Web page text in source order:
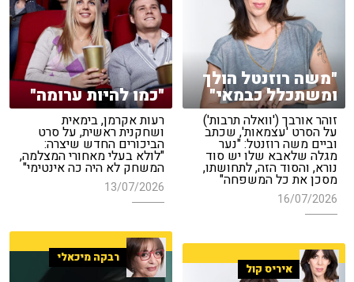
"משה רוזנטל הולך
ומשתכלל כבמאי"
זוהר אורבך ('וואלה תרבות')
על הסרט 'עצמאות', שכתב
וביים משה רוזנטל: "נער
מגלה שלאבא שלו יש סוד
נורא, והסוד הזה, לתחושתו,
מסכן את כל המשפחה"
16/07/2026
"כמו להיות ערומה"
רעות אקרמן, בימאית
ושחקנית ראשית, על סרט
הביכורים החדש שיצרה:
"לולא בעלי מאחורי המצלמה,
המשחק לא היה כה אינטימי"
13/07/2026
רבקה מיכאלי
איריס קול